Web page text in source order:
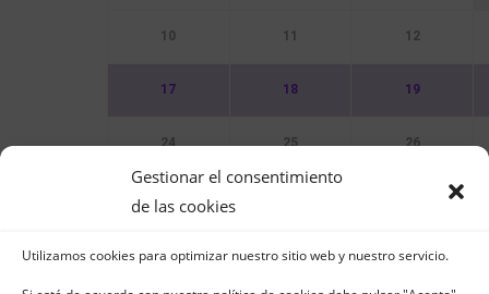
Gestionar el consentimiento
de las cookies
Utilizamos cookies para optimizar nuestro sitio web y nuestro servicio.
10 11 12
17 18 19
24 25 26
Sin Eventos